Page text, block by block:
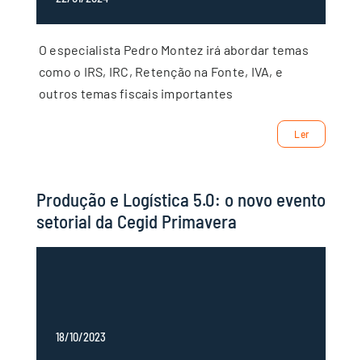
O especialista Pedro Montez irá abordar temas
como o IRS, IRC, Retenção na Fonte, IVA, e
outros temas fiscais importantes
Ler
Produção e Logística 5.0: o novo evento
setorial da Cegid Primavera
18/10/2023